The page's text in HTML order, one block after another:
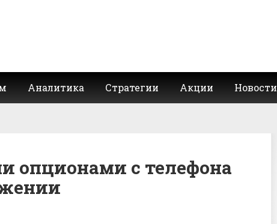
Аналитика Стратегии Акции Новости
опционами с телефона